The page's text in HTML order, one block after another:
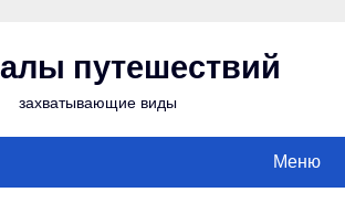
путешествий
захватывающие виды
Меню